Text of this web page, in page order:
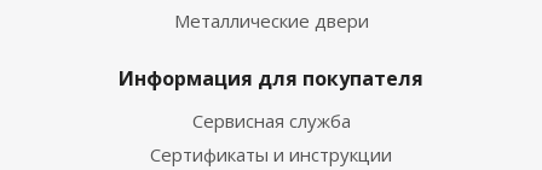
Металлические двери
Информация для покупателя
Сервисная служба
Сертификаты и инструкции